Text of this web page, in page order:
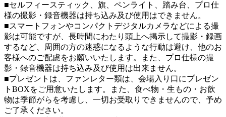
■セルフィースティック、旗、ペンライト、踏み台、プロ仕
様の撮影・録音機器は持ち込み及び使用はできません。
■スマートフォンやコンパクトデジタルカメラなどによる撮
影は可能ですが、長時間にわたり頭上へ掲示して撮影・録画
するなど、周囲の方の迷惑になるような行動は避け、他のお
客様へのご配慮をお願いいたします。また、プロ仕様の撮
影・録音機器は持ち込み及び使用は出来ません。
■プレゼントは、ファンレター類は、会場入り口にプレゼン
トBOXをご用意いたします。また、食べ物・生もの・お飲
物は季節がらを考慮し、一切お受取りできませんので、予め
ご了承ください。